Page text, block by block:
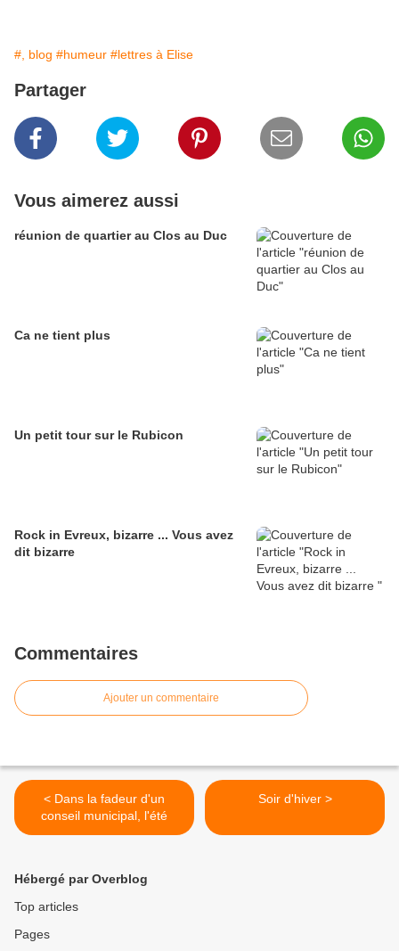
#, blog #humeur #lettres à Elise
Partager
Vous aimerez aussi
réunion de quartier au Clos au Duc
Ca ne tient plus
Un petit tour sur le Rubicon
Rock in Evreux, bizarre ... Vous avez
dit bizarre
Commentaires
Ajouter un commentaire
< Dans la fadeur d'un
conseil municipal, l'été
Soir d'hiver >
Hébergé par Overblog
Top articles
Pages